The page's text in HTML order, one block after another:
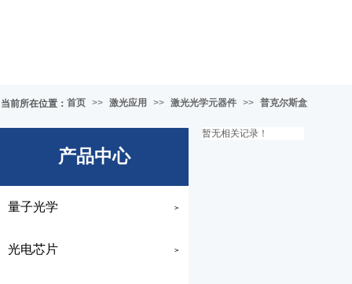
当前所在位置 ： 首页 >> 激光应用 >> 激光光学元器件 >> 普克尔斯盒
产品中心
量子光学 >
光电芯片 >
暂无相关记录！